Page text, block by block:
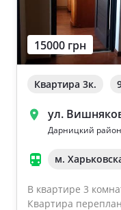
15000 грн
Квартира 3к.
ул.
Дарницкий район
м.
В квартире 3
Квартира